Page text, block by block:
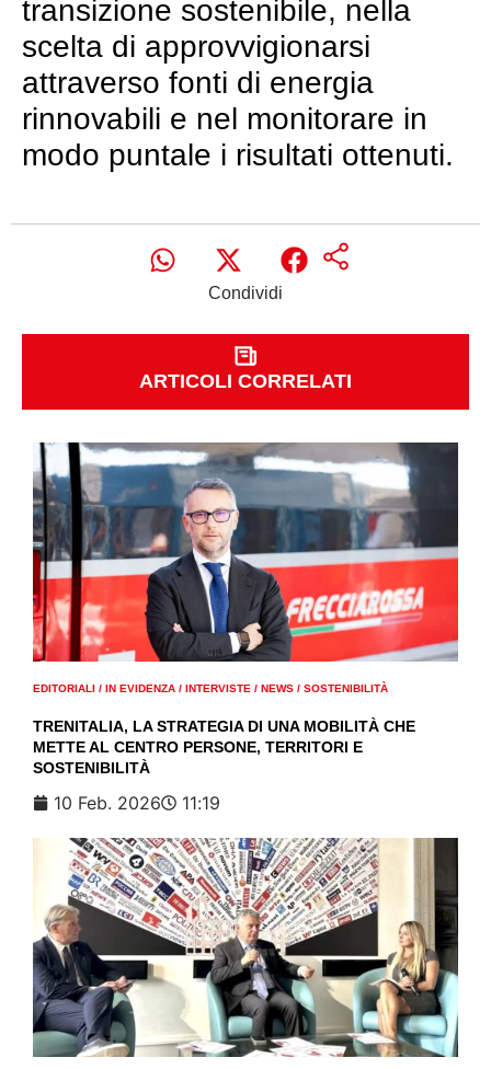
transizione sostenibile, nella
scelta di approvvigionarsi
attraverso fonti di energia
rinnovabili e nel monitorare in
modo puntale i risultati ottenuti.
Condividi
ARTICOLI CORRELATI
EDITORIALI / IN EVIDENZA / INTERVISTE / NEWS / SOSTENIBILITÀ
TRENITALIA, LA STRATEGIA DI UNA MOBILITÀ CHE
METTE AL CENTRO PERSONE, TERRITORI E
SOSTENIBILITÀ
10 Feb. 2026 11:19